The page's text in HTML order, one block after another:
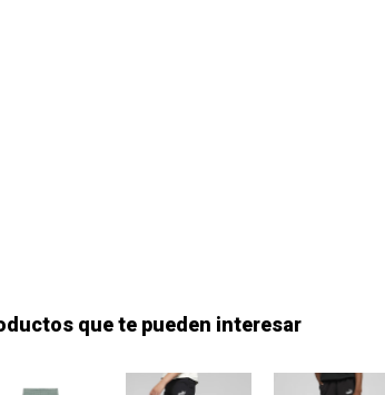
que te pueden interesar